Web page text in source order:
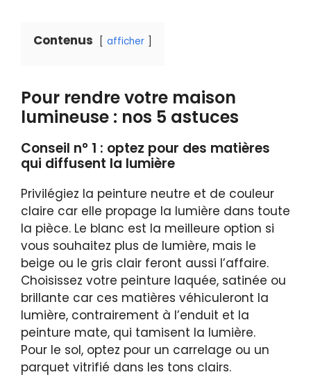
Contenus afficher
Pour rendre votre maison
lumineuse : nos 5 astuces
Conseil n° 1 : optez pour des matières
qui diffusent la lumière
Privilégiez la peinture neutre et de couleur
claire car elle propage la lumière dans toute
la pièce. Le blanc est la meilleure option si
vous souhaitez plus de lumière, mais le
beige ou le gris clair feront aussi l’affaire.
Choisissez votre peinture laquée, satinée ou
brillante car ces matières véhiculeront la
lumière, contrairement à l’enduit et la
peinture mate, qui tamisent la lumière.
Pour le sol, optez pour un carrelage ou un
parquet vitrifié dans les tons clairs.